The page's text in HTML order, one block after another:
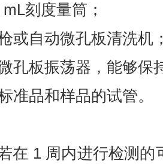
刻度量筒；
或自动微孔板清洗机
孔板振荡器，能够保
准品和样品的试管。
在 1 周内进行检测